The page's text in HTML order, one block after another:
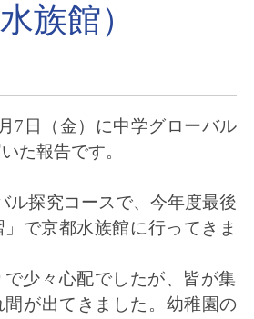
族館）
7日（金）に中学グローバル
た報告です。
ル探究コースで、今年度最後
」で京都水族館に行ってきま
少々心配でしたが、 皆が集
が出てきました。 幼稚園の